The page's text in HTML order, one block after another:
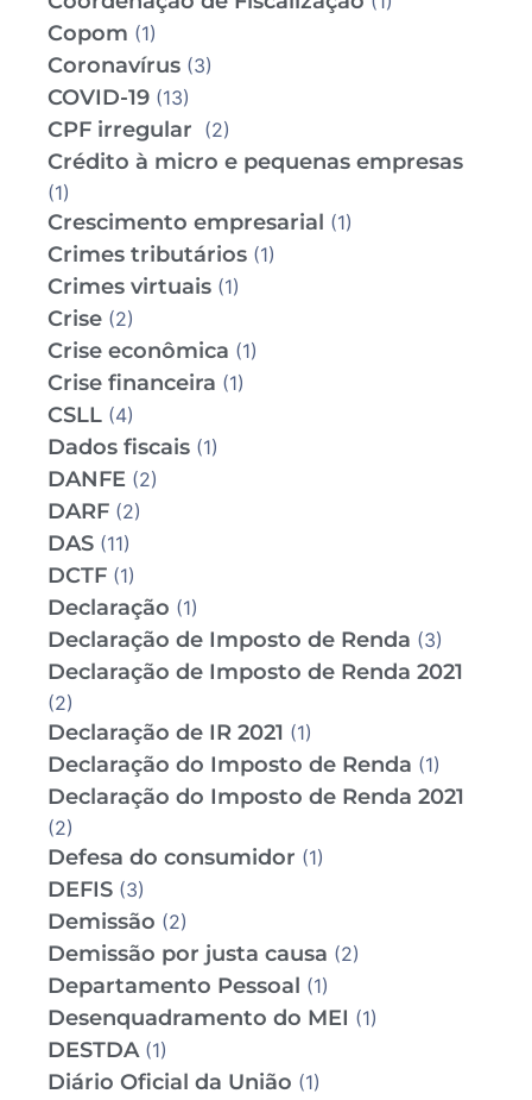
Copom (1)
Coronavírus (3)
COVID-19 (13)
CPF irregular (2)
Crédito à micro e pequenas empresas
(1)
Crescimento empresarial (1)
Crimes tributários (1)
Crimes virtuais (1)
Crise (2)
Crise econômica (1)
Crise financeira (1)
CSLL (4)
Dados fiscais (1)
DANFE (2)
DARF (2)
DAS (11)
DCTF (1)
Declaração (1)
Declaração de Imposto de Renda (3)
Declaração de Imposto de Renda 2021
(2)
Declaração de IR 2021 (1)
Declaração do Imposto de Renda (1)
Declaração do Imposto de Renda 2021
(2)
Defesa do consumidor (1)
DEFIS (3)
Demissão (2)
Demissão por justa causa (2)
Departamento Pessoal (1)
Desenquadramento do MEI (1)
DESTDA(1)
Diário Oficial da União (1)